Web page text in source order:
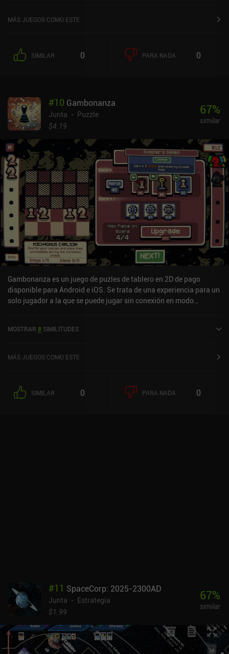
MÁS JUEGOS COMO ESTE
SIMILAR 0 PARA NADA 0
#10 Gambonanza
Junta
Puzzle
$4.19
67%
similar
Gambonanza es un juego de puzles de tablero en 2D de pago
disponible para Android e iOS. Se trata de una experiencia para un
solo jugador a la que se puede jugar sin conexión en modo
tiene actualmente una puntuación de 4,8 sobre 5,0 en Google Play
MOSTRAR 8 SIMILITUDES
MÁS JUEGOS COMO ESTE
SIMILAR 0 PARA NADA 0
#11 SpaceCorp: 2025-2300AD
Junta
Estrategia
$1.99
67%
similar